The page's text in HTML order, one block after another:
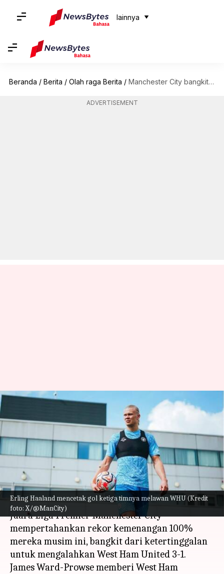
lainnya
Beranda / Berita / Olah raga Berita / Manchester City bangkit dari ketertinggalan untuk mengalahkan West Ham: Statistik
ADVERTISEMENT
Erling Haaland mencetak gol ketiga timnya melawan WHU (Kredit
foto: X/@ManCity)
Manchester City bangkit dari
ketertinggalan untuk
mengalahkan West Ham:
Statistik
11:37 am
Apa ceritanya
Juara Liga Premier Manchester City
mempertahankan rekor kemenangan 100%
mereka musim ini, bangkit dari ketertinggalan
untuk mengalahkan West Ham United 3-1.
James Ward-Prowse memberi West Ham